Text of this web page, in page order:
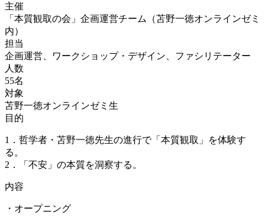
主催
「本質観取の会」企画運営チーム（苫野一徳オンラインゼミ
内）
担当
企画運営、ワークショップ・デザイン、ファシリテーター
人数
55名
対象
苫野一徳オンラインゼミ生
目的
1．哲学者・苫野一徳先生の進行で「本質観取」を体験す
る。
2．「不安」の本質を洞察する。
内容
・オープニング